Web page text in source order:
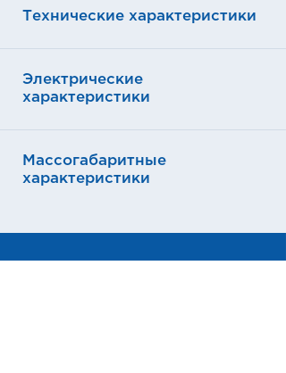
Технические характеристики
Электрические
характеристики
Массогабаритные
характеристики